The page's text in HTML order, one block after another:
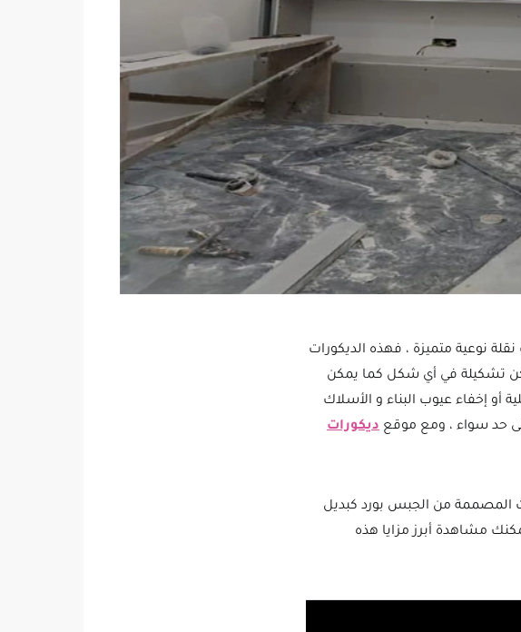
نوعية متميزة ، فهذه الديكورات
تشكيلة في أي شكل كما يمكن
أو إخفاء عيوب البناء و الأسلاك
حد سواء ، ومع موقع ديكورات
المصممة من الجبس بورد كبديل
مشاهدة أبرز مزايا هذه